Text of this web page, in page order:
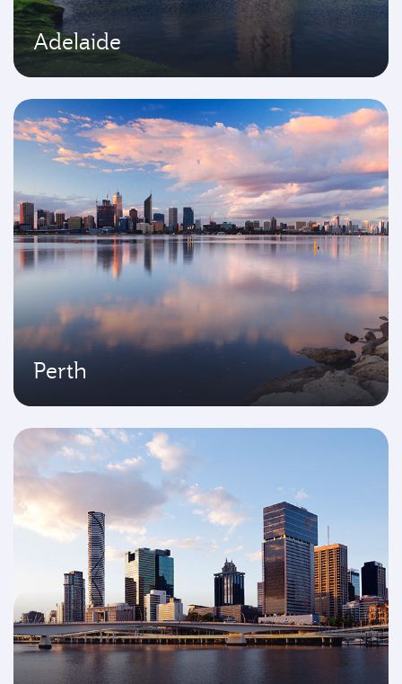
Adelaide
Perth